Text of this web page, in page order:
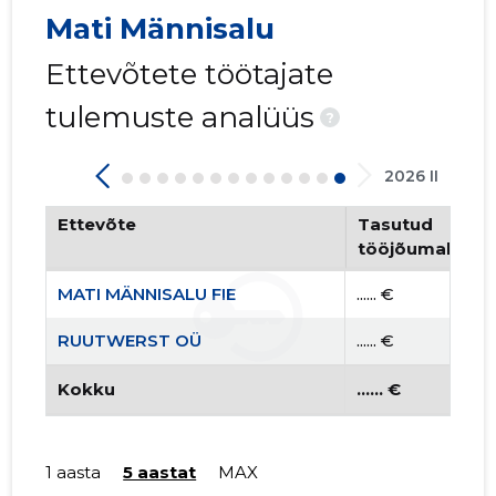
Mati Männisalu
Ettevõtete töötajate
tulemuste analüüs
?
2026 II
Ettevõte
Tasutud
tööjõumaksud
MATI MÄNNISALU FIE ...... €
RUUTWERST OÜ ...... €
Kokku ...... €
1 aasta 5 aastat MAX